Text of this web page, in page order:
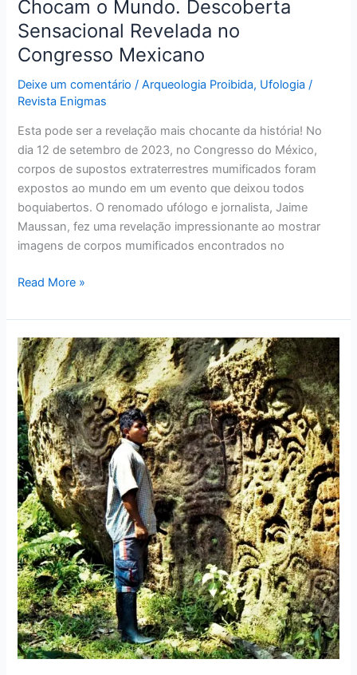
Chocam o Mundo. Descoberta
Sensacional Revelada no
Congresso Mexicano
Deixe um comentário /Arqueologia Proibida, Ufologia /
Revista Enigmas
Esta pode ser a revelação mais chocante da história! No
dia 12 de setembro de 2023, no Congresso do México,
corpos de supostos extraterrestres mumificados foram
expostos ao mundo em um evento que deixou todos
boquiabertos. O renomado ufólogo e jornalista, Jaime
Maussan, fez uma revelação impressionante ao mostrar
imagens de corpos mumificados encontrados no
Mexicano
Read More »
A
Misteriosa
Pedra
Com
Inscrições
Ancestrais
Na
Amazônia
Semelhante
A
Pedra
do
Ingá